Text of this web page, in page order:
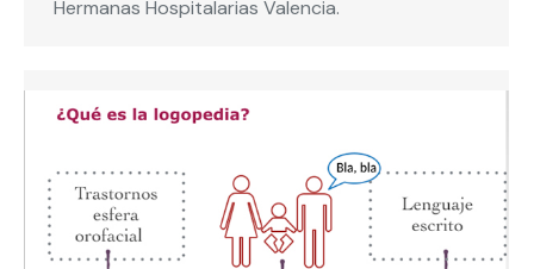
Hermanas Hospitalarias Valencia.